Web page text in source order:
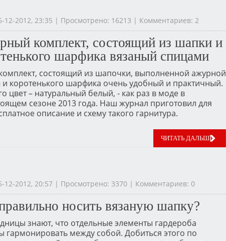
12-2012, 23:35 | Просмотрено: 16213 | Комментариев: 2
комплект, состоящий из шапки и
шарфика вязаный спицами
состоящий из шапочки, выполненной ажурной
и коротенького шарфика очень удобный и практичный.
цвет – натуральный белый, - как раз в моде в
сезоне 2013 года. Наш журнал приготовил для
описание и схему такого гарнитура.
ЧИТАТЬ ДАЛЬШЕ
12-2012, 20:57 | Просмотрено: 3370 | Комментариев: 0
носить вязаную шапку?
знают, что отдельные элементы гардероба
гармонировать между собой. Добиться этого по